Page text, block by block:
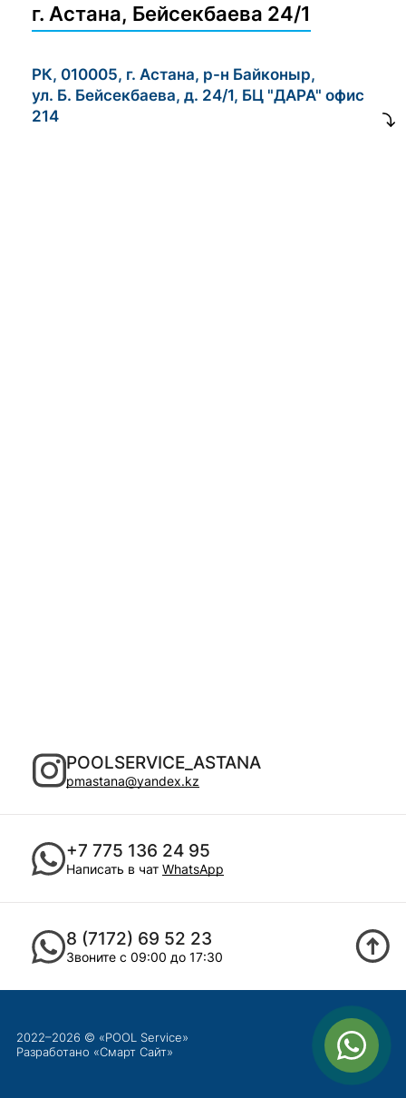
г. Астана, Бейсекбаева 24/1
РК, 010005, г. Астана, р-н Байконыр,
ул. Б. Бейсекбаева, д. 24/1, БЦ "ДАРА" офис
214
POOLSERVICE_ASTANA
pmastana@yandex.kz
+7 775 136 24 95
Написать в чат WhatsApp
8 (7172) 69 52 23
Звоните с 09:00 до 17:30
2022–2026 © «POOL Service»
Разработано «Смарт Сайт»